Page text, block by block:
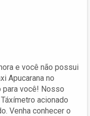
e você não possui
Apucarana no
para você! Nosso
acionado
Venha conhecer o